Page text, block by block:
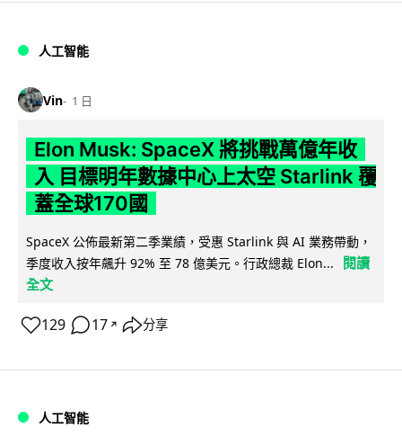
人工智能
Vin 1 日
Elon Musk: SpaceX 將挑戰萬億年收
入 目標明年數據中心上太空 Starlink 覆
蓋全球170國
SpaceX 公佈最新第二季業績，受惠 Starlink 與 AI 業務帶動，
季度收入按年飆升 92% 至 78 億美元。行政總裁 Elon...
閱讀
全文
129 17 ↗ 分享
人工智能